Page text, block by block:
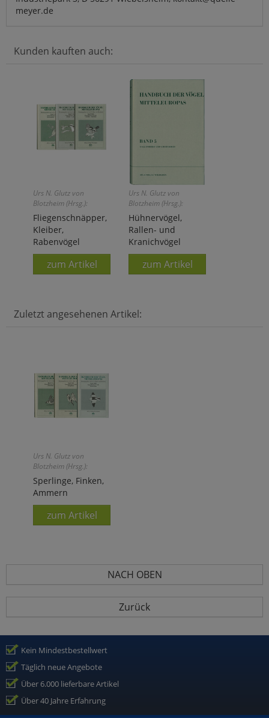
meyer.de
Kunden kauften auch:
Urs N. Glutz von
Blotzheim (Hrsg.):
Fliegenschnäpper,
Kleiber,
Rabenvögel
zum Artikel
Urs N. Glutz von
Blotzheim (Hrsg.):
Hühnervögel,
Rallen- und
Kranichvögel
zum Artikel
Zuletzt angesehenen Artikel:
Urs N. Glutz von
Blotzheim (Hrsg.):
Sperlinge, Finken,
Ammern
zum Artikel
NACH OBEN
Zurück
Kein Mindestbestellwert
Täglich neue Angebote
Über 6.000 lieferbare Artikel
Über 40 Jahre Erfahrung